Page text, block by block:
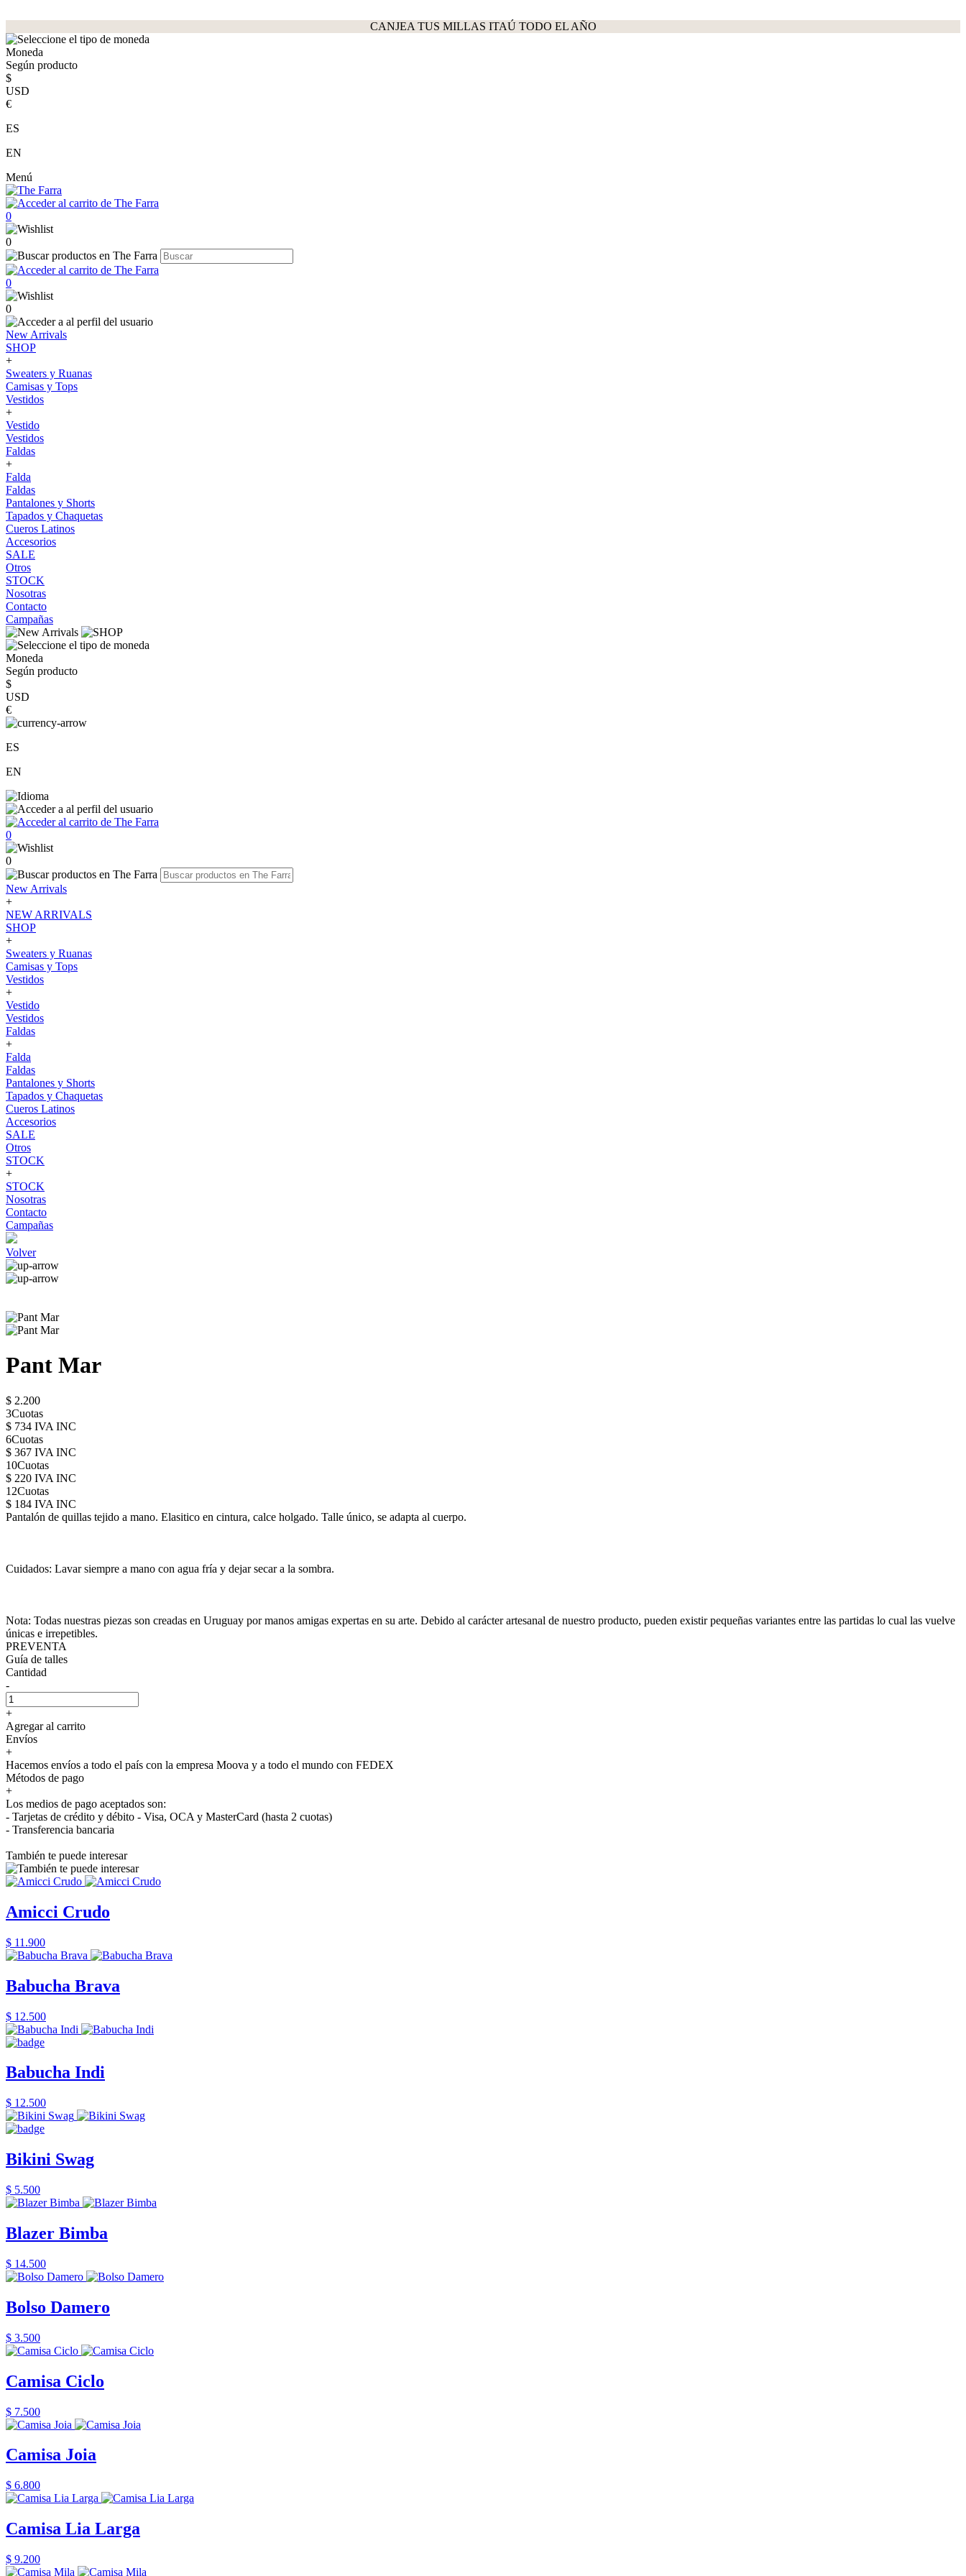
CANJEA TUS MILLAS ITAÚ TODO EL AÑO
Moneda
Según producto
$
USD
€
ES
EN
Menú
0
0
0
0
New Arrivals
SHOP
+
Sweaters y Ruanas
Camisas y Tops
Vestidos
+
Vestido
Vestidos
Faldas
+
Falda
Faldas
Pantalones y Shorts
Tapados y Chaquetas
Cueros Latinos
Accesorios
SALE
Otros
STOCK
Nosotras
Contacto
Campañas
Moneda
Según producto
$
USD
€
ES
EN
0
0
New Arrivals
+
NEW ARRIVALS
SHOP
+
Sweaters y Ruanas
Camisas y Tops
Vestidos
+
Vestido
Vestidos
Faldas
+
Falda
Faldas
Pantalones y Shorts
Tapados y Chaquetas
Cueros Latinos
Accesorios
SALE
Otros
STOCK
+
STOCK
Nosotras
Contacto
Campañas
Volver
Pant Mar
$ 2.200
3Cuotas
$ 734 IVA INC
6Cuotas
$ 367 IVA INC
10Cuotas
$ 220 IVA INC
12Cuotas
$ 184 IVA INC
Pantalón de quillas tejido a mano. Elasitico en cintura, calce holgado. Talle único, se adapta al cuerpo.
Cuidados: Lavar siempre a mano con agua fría y dejar secar a la sombra.
Nota: Todas nuestras piezas son creadas en Uruguay por manos amigas expertas en su arte. Debido al carácter artesanal de nuestro producto, pueden existir pequeñas variantes entre las partidas lo cual las vuelve
únicas e irrepetibles.
PREVENTA
Guía de talles
Cantidad
-
+
Agregar al carrito
Envíos
+
Hacemos envíos a todo el país con la empresa Moova y a todo el mundo con FEDEX
Métodos de pago
+
Los medios de pago aceptados son:
- Tarjetas de crédito y débito - Visa, OCA y MasterCard (hasta 2 cuotas)
- Transferencia bancaria
También te puede interesar
Amicci Crudo
$ 11.900
Babucha Brava
$ 12.500
Babucha Indi
$ 12.500
Bikini Swag
$ 5.500
Blazer Bimba
$ 14.500
Bolso Damero
$ 3.500
Camisa Ciclo
$ 7.500
Camisa Joia
$ 6.800
Camisa Lia Larga
$ 9.200